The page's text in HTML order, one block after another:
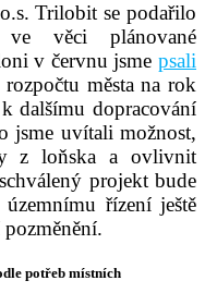
Trilobit se podařilo
věci plánované
v červnu jsme psali
města na rok
dalšímu dopracování
jsme uvítali možnost,
z loňska a ovlivnit
projekt bude
řízení ještě
potřeb místních